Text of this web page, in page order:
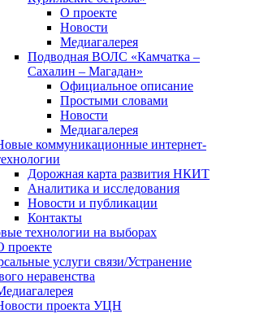
О проекте
Новости
Медиагалерея
Подводная ВОЛС «Камчатка –
Сахалин – Магадан»
Официальное описание
Простыми словами
Новости
Медиагалерея
коммуникационные интернет-
Дорожная карта развития НКИТ
Аналитика и исследования
Новости и публикации
Контакты
технологии на выборах
проекте
услуги связи/Устранение
неравенства
проекта УЦН